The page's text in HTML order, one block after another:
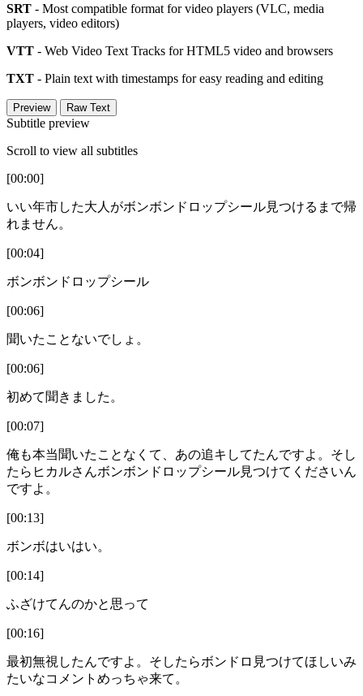
SRT - Most compatible format for video players (VLC, media
players, video editors)
VTT - Web Video Text Tracks for HTML5 video and browsers
TXT - Plain text with timestamps for easy reading and editing
Preview Raw Text
Subtitle preview
Scroll to view all subtitles
[00:00]
いい年市した大人がボンボンドロップシール見つけるまで帰
れません。
[00:04]
ボンボンドロップシール
[00:06]
聞いたことないでしょ。
[00:06]
初めて聞きました。
[00:07]
俺も本当聞いたことなくて、あの追キしてたんですよ。そし
たらヒカルさんボンボンドロップシール見つけてくださいん
ですよ。
[00:13]
ボンボはいはい。
[00:14]
ふざけてんのかと思って
[00:16]
最初無視したんですよ。そしたらボンドロ見つけてほしいみ
たいなコメントめっちゃ来て。